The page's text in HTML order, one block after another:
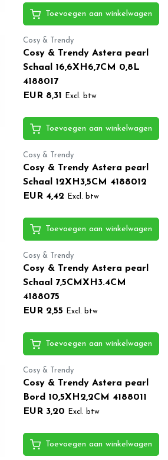
Toevoegen aan winkelwagen
Cosy & Trendy
Cosy & Trendy Astera pearl
Schaal 16,6XH6,7CM 0,8L
4188017
EUR 8,31
Excl. btw
Toevoegen aan winkelwagen
Cosy & Trendy
Cosy & Trendy Astera pearl
Schaal 12XH3,5CM 4188012
EUR 4,42
Excl. btw
Toevoegen aan winkelwagen
Cosy & Trendy
Cosy & Trendy Astera pearl
Schaal 7,5CMXH3.4CM
4188075
EUR 2,55
Excl. btw
Toevoegen aan winkelwagen
Cosy & Trendy
Cosy & Trendy Astera pearl
Bord 10,5XH2,2CM 4188011
EUR 3,20
Excl. btw
Toevoegen aan winkelwagen